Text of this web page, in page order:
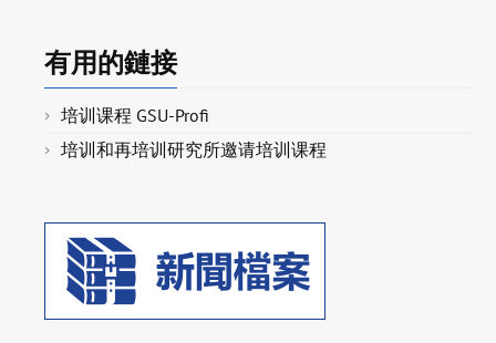
有用的鏈接
培训课程 GSU-Profi
培训和再培训研究所邀请培训课程